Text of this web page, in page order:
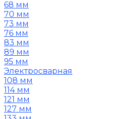
68 мм
70 мм
73 мм
76 мм
83 мм
89 мм
95 мм
Электросварная
108 мм
114 мм
121 мм
127 мм